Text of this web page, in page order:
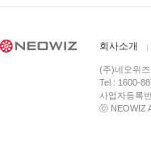
회사소개
(주)네오위
Tel : 1600-
사업자등록
ⓒ NEOWIZ